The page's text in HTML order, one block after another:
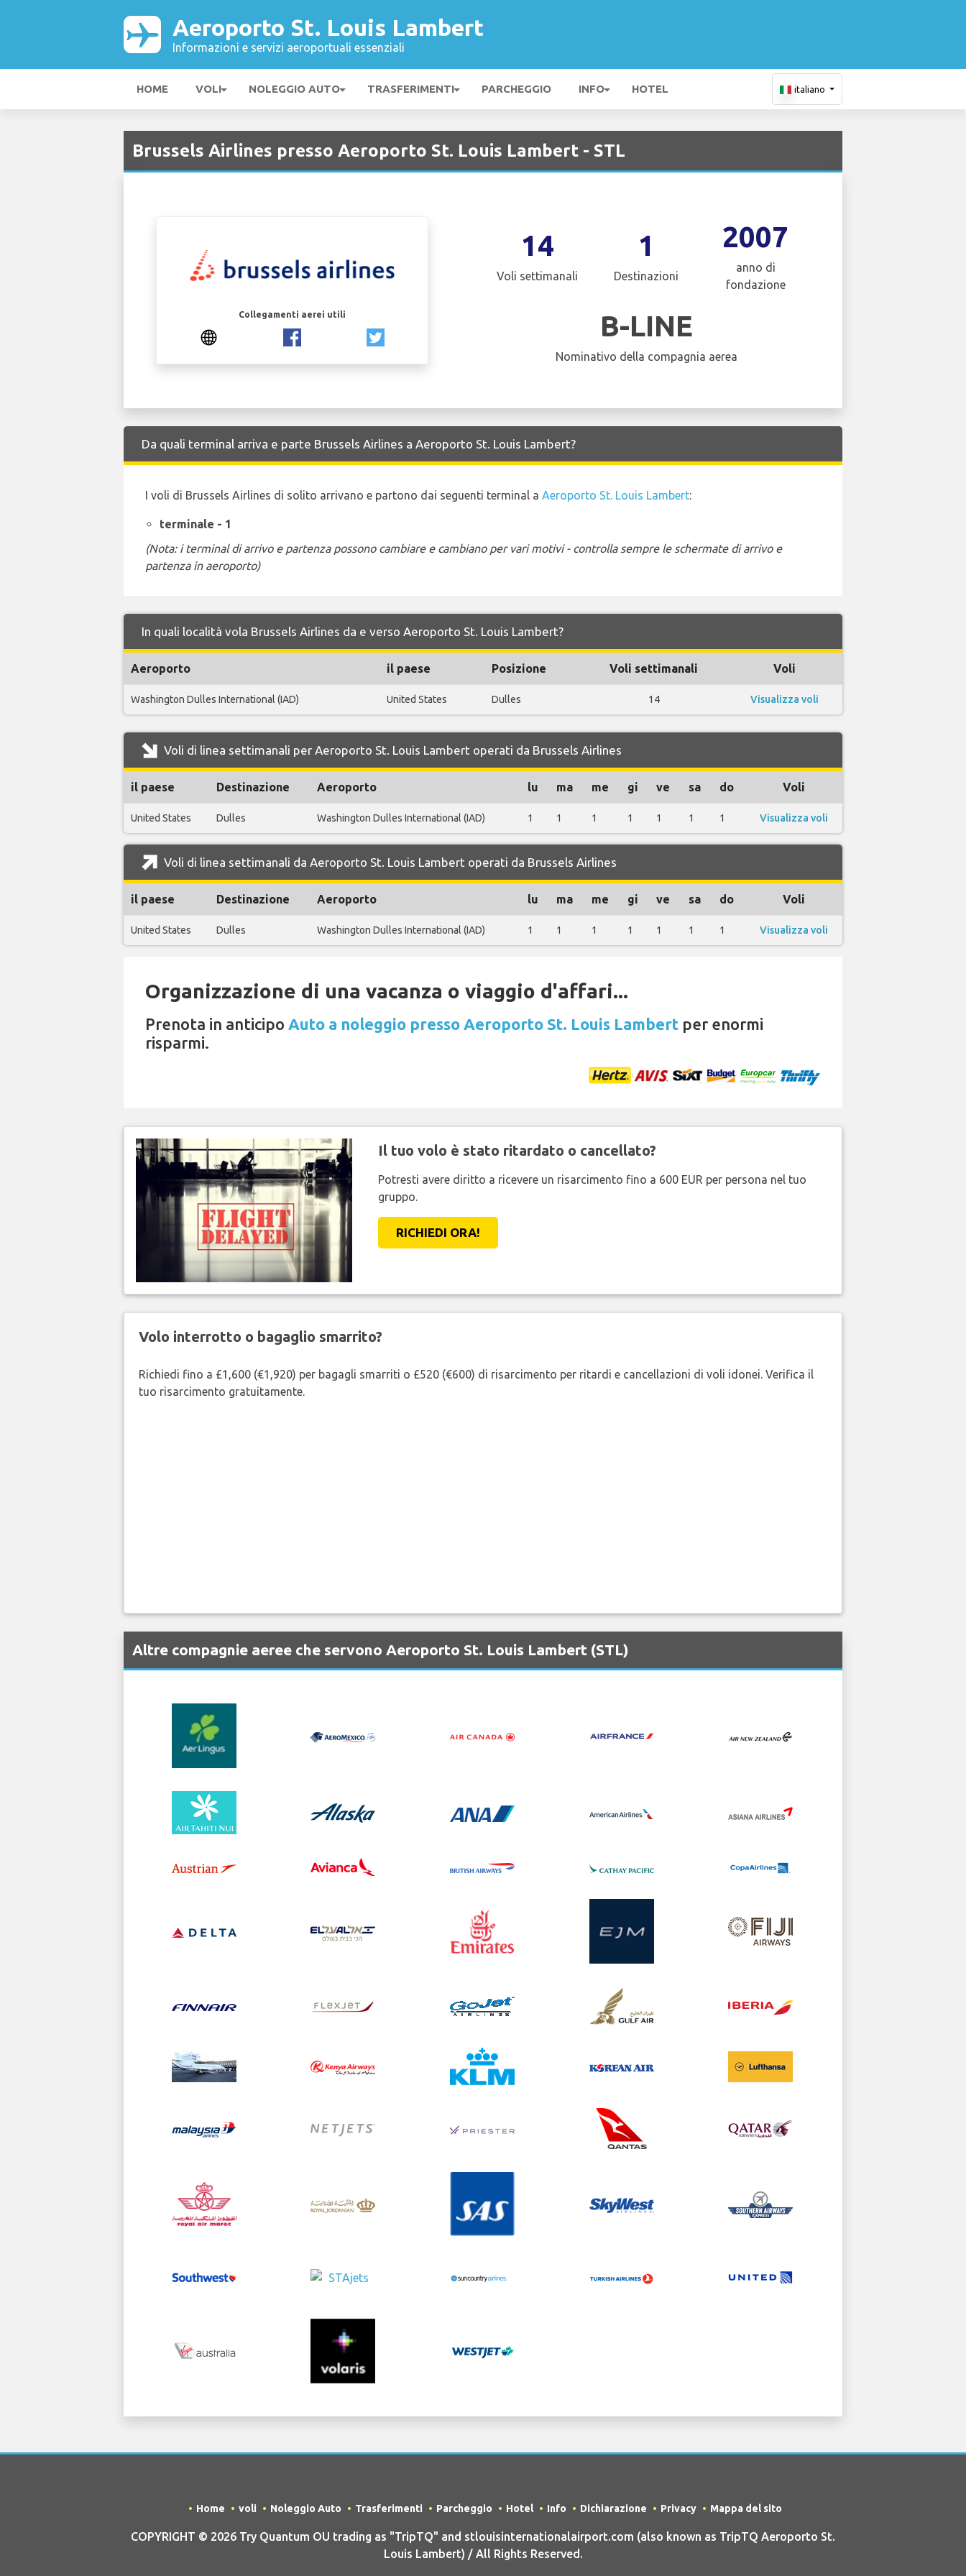
Aeroporto St. Louis Lambert
Informazioni e servizi aeroportuali essenziali
HOME VOLI NOLEGGIO AUTO TRASFERIMENTI PARCHEGGIO INFO HOTEL italiano
Brussels Airlines presso Aeroporto St. Louis Lambert - STL
Collegamenti aerei utili
14
Voli settimanali
1
Destinazioni
2007
anno di
fondazione
B-LINE
Nominativo della compagnia aerea
Da quali terminal arriva e parte Brussels Airlines a Aeroporto St. Louis Lambert?
I voli di Brussels Airlines di solito arrivano e partono dai seguenti terminal a Aeroporto St. Louis Lambert:
terminale - 1
(Nota: i terminal di arrivo e partenza possono cambiare e cambiano per vari motivi - controlla sempre le schermate di arrivo e
partenza in aeroporto)
In quali località vola Brussels Airlines da e verso Aeroporto St. Louis Lambert?
Aeroporto il paese Posizione Voli settimanali Voli
Washington Dulles International (IAD) United States Dulles 14 Visualizza voli
Voli di linea settimanali per Aeroporto St. Louis Lambert operati da Brussels Airlines
il paese Destinazione Aeroporto lu ma me gi ve sa do Voli
United States Dulles Washington Dulles International (IAD) 1 1 1 1 1 1 1 Visualizza voli
Voli di linea settimanali da Aeroporto St. Louis Lambert operati da Brussels Airlines
il paese Destinazione Aeroporto lu ma me gi ve sa do Voli
United States Dulles Washington Dulles International (IAD) 1 1 1 1 1 1 1 Visualizza voli
Organizzazione di una vacanza o viaggio d'affari...
Prenota in anticipo Auto a noleggio presso Aeroporto St. Louis Lambert per enormi
risparmi.
Il tuo volo è stato ritardato o cancellato?
Potresti avere diritto a ricevere un risarcimento fino a 600 EUR per persona nel tuo
gruppo.
RICHIEDI ORA!
Volo interrotto o bagaglio smarrito?
Richiedi fino a £1,600 (€1,920) per bagagli smarriti o £520 (€600) di risarcimento per ritardi e cancellazioni di voli idonei. Verifica il
tuo risarcimento gratuitamente.
Altre compagnie aeree che servono Aeroporto St. Louis Lambert (STL)
Home voli Noleggio Auto Trasferimenti Parcheggio Hotel Info Dichiarazione Privacy Mappa del sito
COPYRIGHT © 2026 Try Quantum OU trading as "TripTQ" and stlouisinternationalairport.com (also known as TripTQ Aeroporto St.
Louis Lambert) / All Rights Reserved.